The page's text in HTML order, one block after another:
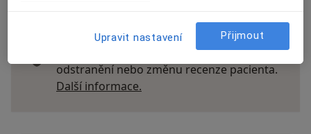
Recenze pacientů jsou pro nás důležité.
Specialisté nemají možnost zaplatit za
odstranění nebo změnu recenze pacienta.
Další informace.
Upravit nastavení Přijmout